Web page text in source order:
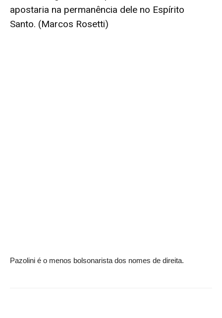
apostaria na permanência dele no Espírito
Santo. (Marcos Rosetti)
Pazolini é o menos bolsonarista dos nomes de direita.